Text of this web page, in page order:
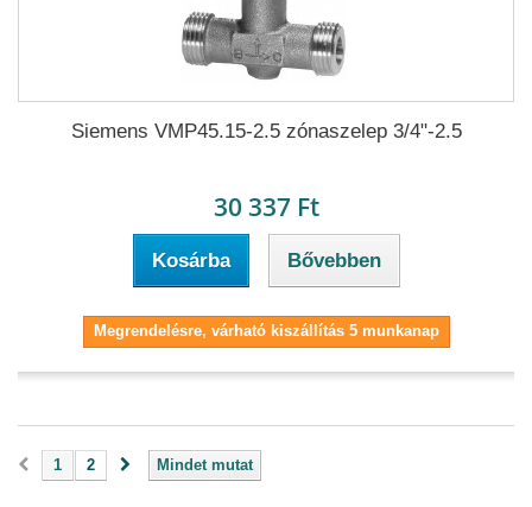
Siemens VMP45.15-2.5 zónaszelep 3/4"-2.5
30 337 Ft
Kosárba Bővebben
Megrendelésre, várható kiszállítás 5 munkanap
Mindet mutat
1 2